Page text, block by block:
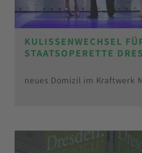
KULISSENWECHSEL
STAATSOPERETTE
neues Domizil im Kraftwerk